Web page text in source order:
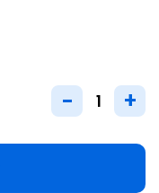
- +